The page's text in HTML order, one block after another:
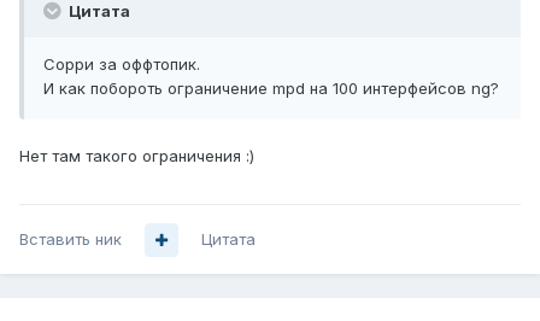
Цитата
Сорри за оффтопик.
И как побороть ограничение mpd на 100 интерфейсов ng?
Нет там такого ограничения :)
Вставить ник Цитата